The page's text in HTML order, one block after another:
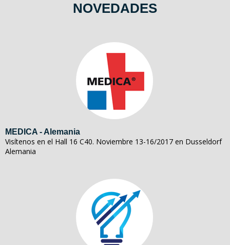
NOVEDADES
MEDICA - Alemania
Visítenos en el Hall 16 C40. Noviembre 13-16/2017 en Dusseldorf
Alemania